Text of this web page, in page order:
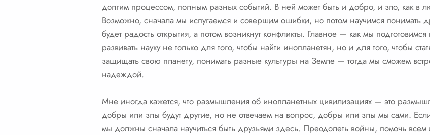
долгим процессом, полным разных событий. В ней может быть и добро, и зло, как в
Возможно, сначала мы испугаемся и совершим ошибки, но потом научимся понимать
будет радость открытия, а потом возникнут конфликты. Главное — как мы
развивать науку не только для того, чтобы найти инопланетян, но и для того, чтобы
защищать свою планету, понимать разные культуры на Земле — тогда мы сможем
надеждой.
Мне иногда кажется, что размышления об инопланетных цивилизациях — это
добры или злы будут другие, но не отвечаем на вопрос, добры или злы мы сами.
мы должны сначала научиться быть друзьями здесь. Преодолеть войны, помочь